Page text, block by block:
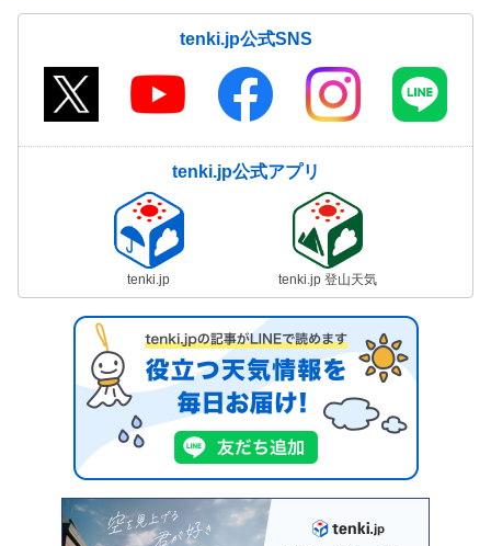
tenki.jp公式SNS
tenki.jp公式アプリ
tenki.jp tenki.jp 登山天気